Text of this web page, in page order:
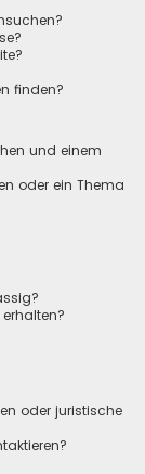
finden?
und einem
oder ein Thema
oder juristische